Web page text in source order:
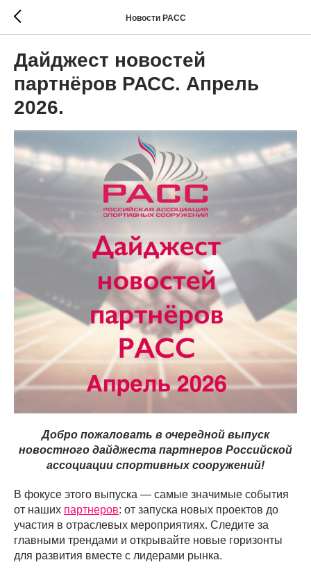
Новости РАСС
Дайджест новостей
партнёров РАСС. Апрель
2026.
Добро пожаловать в очередной выпуск
новостного дайджеста партнеров Российской
ассоциации спортивных сооружений!
В фокусе этого выпуска — самые значимые события
от наших партнеров: от запуска новых проектов до
участия в отраслевых мероприятиях. Следите за
главными трендами и открывайте новые горизонты
для развития вместе с лидерами рынка.